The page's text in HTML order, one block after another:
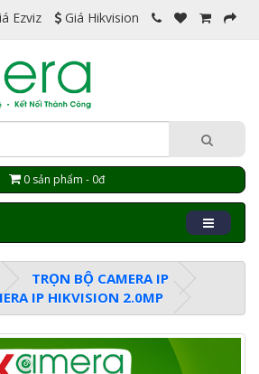
Ezviz Giá Hikvision
0 sản phẩm - 0đ
TRỌN BỘ CAMERA IP
IP HIKVISION 2.0MP